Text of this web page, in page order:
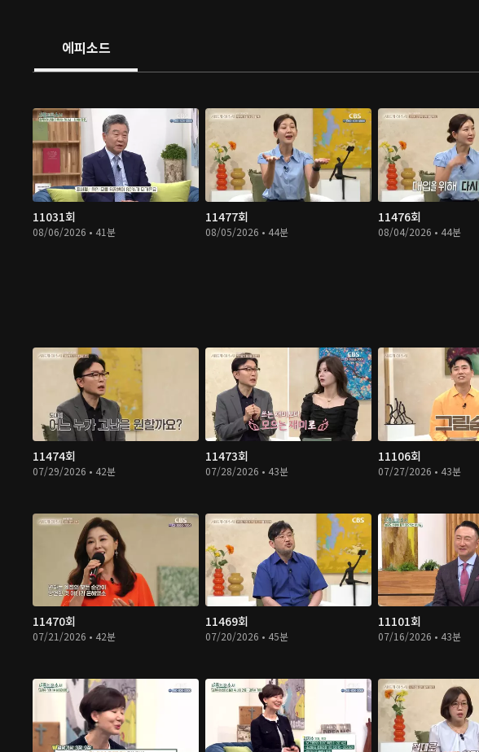
에피소드
11031회
08/06/2026 • 41분
11477회
08/05/2026 • 44분
11476회
08/04/2026 • 44분
11474회
07/29/2026 • 42분
11473회
07/28/2026 • 43분
11106회
07/27/2026 • 43분
11470회
07/21/2026 • 42분
11469회
07/20/2026 • 45분
11101회
07/16/2026 • 43분